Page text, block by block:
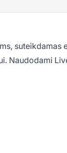
suteikdamas
Naudodami